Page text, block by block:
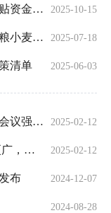
2025-10-15
施公告
2025-07-18
”麦收保驾护航
2025-06-03
清单
2025-02-12
年粮油丰收第一仗
2025-02-12
大！
2024-12-07
布
2024-08-28